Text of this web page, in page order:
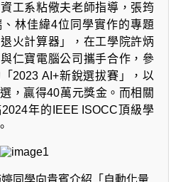
工系粘儆夫老師指導，張筠
林佳緯4位同學實作的專題
火計算器」，在工學院許炳
仁寶電腦公司攜手合作，參
2023 AI+新銳選拔賽」，以
，贏得40萬元獎金。而相關
年的IEEE ISOCC頂級學
同學向貴賓介紹「自動化量